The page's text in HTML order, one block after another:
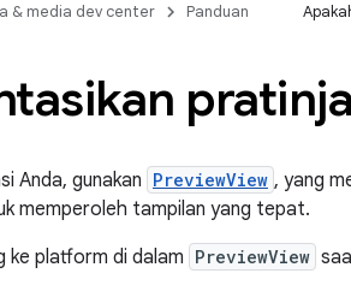
& media dev center Panduan
Anda, gunakan PreviewView , yang
memperoleh tampilan yang tepat.
ke platform di dalam PreviewView